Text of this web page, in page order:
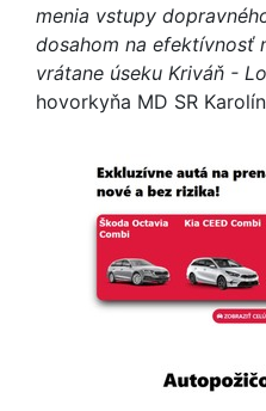
menia vstupy
dosahom na efektívnosť
vrátane úseku Kriváň -
hovorkyňa MD SR